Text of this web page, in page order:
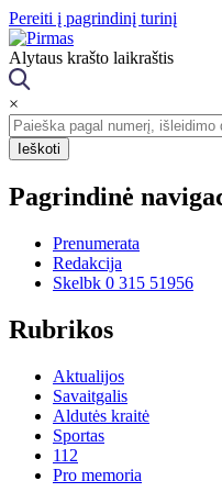
Pereiti į pagrindinį turinį
Alytaus krašto laikraštis
×
Pagrindinė
Prenumerata
Redakcija
Skelbk 0 315 51956
Rubrikos
Aktualijos
Savaitgalis
Aldutės kraitė
Sportas
112
Pro memoria